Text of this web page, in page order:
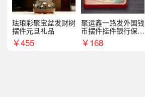
珐琅彩聚宝盆发财树
摆件元旦礼品
￥455
聚运鑫一路发外国钱
币摆件挂件银行保险
商务礼
￥168